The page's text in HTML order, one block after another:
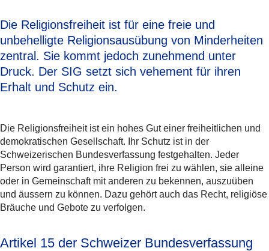
Die Religionsfreiheit ist für eine freie und
unbehelligte Religionsausübung von Minderheiten
zentral. Sie kommt jedoch zunehmend unter
Druck. Der SIG setzt sich vehement für ihren
Erhalt und Schutz ein.
Die Religionsfreiheit ist ein hohes Gut einer freiheitlichen und
demokratischen Gesellschaft. Ihr Schutz ist in der
Schweizerischen Bundesverfassung festgehalten. Jeder
Person wird garantiert, ihre Religion frei zu wählen, sie alleine
oder in Gemeinschaft mit anderen zu bekennen, auszuüben
und äussern zu können. Dazu gehört auch das Recht, religiöse
Bräuche und Gebote zu verfolgen.
Artikel 15 der Schweizer Bundesverfassung